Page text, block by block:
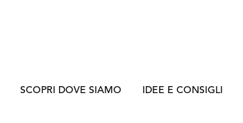
SCOPRI DOVE SIAMO IDEE E CONSIGLI